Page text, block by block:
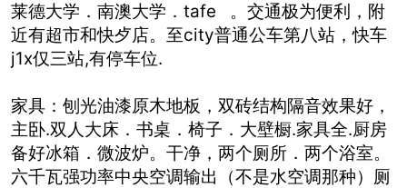
莱德大学．南澳大学．tafe 。交通极为便利，附
近有超市和快歺店。至city普通公车第八站，快车
j1x仅三站,有停车位.
家具：刨光油漆原木地板，双砖结构隔音效果好，
主卧.双人大床．书桌．椅子．大壁橱.家具全.厨房
备好冰箱．微波炉。干净，两个厕所．两个浴室。
六千瓦强功率中央空调输出（不是水空调那种）厕